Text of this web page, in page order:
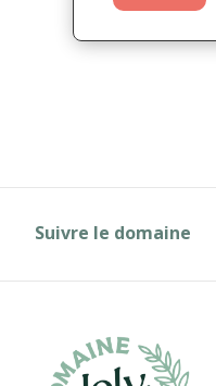
Suivre le domaine